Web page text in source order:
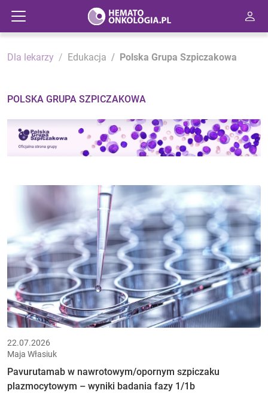
Dla lekarzy Edukacja Polska Grupa Szpiczakowa
POLSKA GRUPA SZPICZAKOWA
22.07.2026
Maja Własiuk
Pavurutamab w nawrotowym/opornym szpiczaku
plazmocytowym – wyniki badania fazy 1/1b